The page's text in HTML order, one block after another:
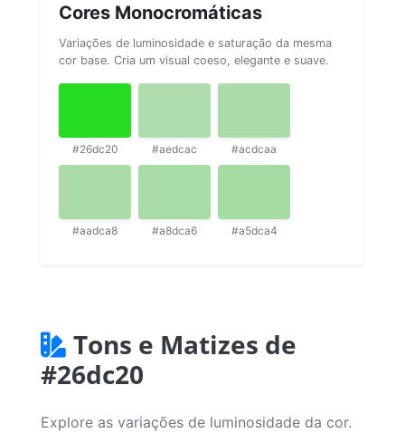
Cores Monocromáticas
Variações de luminosidade e saturação da mesma
cor base. Cria um visual coeso, elegante e suave.
#26dc20 #aedcac #acdcaa
#aadca8 #a8dca6 #a5dca4
Tons e Matizes de
#26dc20
Explore as variações de luminosidade da cor.